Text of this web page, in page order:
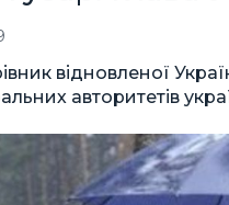
відновленої
авторитетів